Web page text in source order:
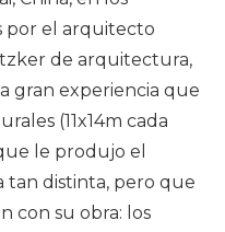
por el arquitecto
de arquitectura,
gran experiencia que
(11x14m cada
le produjo el
distinta, pero que
con su obra: los